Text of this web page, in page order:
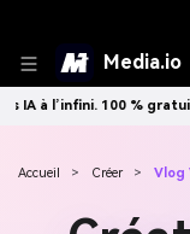
Media.io
Créez des
Accueil > Créer > Vlog